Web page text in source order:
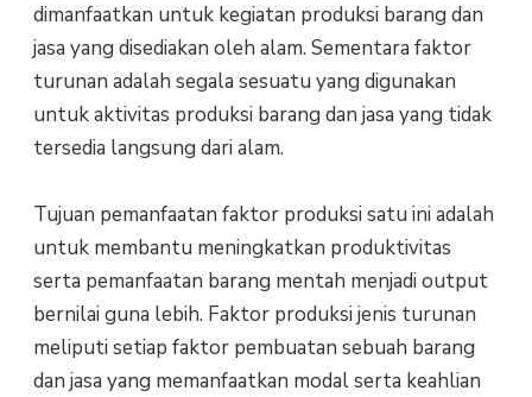
dimanfaatkan untuk kegiatan produksi barang dan
jasa yang disediakan oleh alam. Sementara faktor
turunan adalah segala sesuatu yang digunakan
untuk aktivitas produksi barang dan jasa yang tidak
tersedia langsung dari alam.
Tujuan pemanfaatan faktor produksi satu ini adalah
untuk membantu meningkatkan produktivitas
serta pemanfaatan barang mentah menjadi output
bernilai guna lebih. Faktor produksi jenis turunan
meliputi setiap faktor pembuatan sebuah barang
dan jasa yang memanfaatkan modal serta keahlian